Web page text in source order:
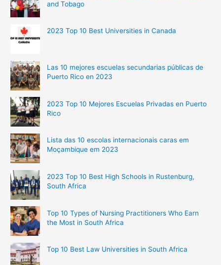
and Tobago
2023 Top 10 Best Universities in Canada
Las 10 mejores escuelas secundarias públicas de
Puerto Rico en 2023
2023 Top 10 Mejores Escuelas Privadas en Puerto
Rico
Lista das 10 escolas internacionais caras em
Moçambique em 2023
2023 Top 10 Best High Schools in Rustenburg,
South Africa
Top 10 Types of Nursing Practitioners Who Earn
the Most in South Africa
Top 10 Best Law Universities in South Africa